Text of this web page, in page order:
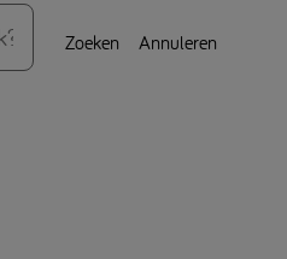
Zoeken
Annuleren